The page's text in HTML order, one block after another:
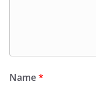
Name*